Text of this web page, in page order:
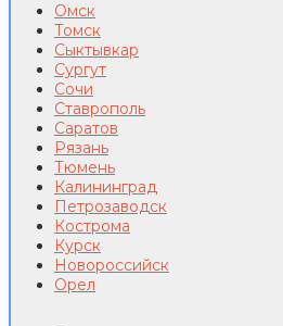
Омск
Томск
Сыктывкар
Сургут
Сочи
Ставрополь
Саратов
Рязань
Тюмень
Калининград
Петрозаводск
Кострома
Курск
Новороссийск
Орел